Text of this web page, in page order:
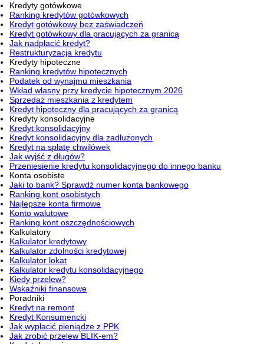
Kredyty gotówkowe
Ranking kredytów gotówkowych
Kredyt gotówkowy bez zaświadczeń
Kredyt gotówkowy dla pracujących za granicą
Jak nadpłacić kredyt?
Restrukturyzacja kredytu
Kredyty hipoteczne
Ranking kredytów hipotecznych
Podatek od wynajmu mieszkania
Wkład własny przy kredycie hipotecznym 2026
Sprzedaż mieszkania z kredytem
Kredyt hipoteczny dla pracujących za granicą
Kredyty konsolidacyjne
Kredyt konsolidacyjny
Kredyt konsolidacyjny dla zadłużonych
Kredyt na spłatę chwilówek
Jak wyjść z długów?
Przeniesienie kredytu konsolidacyjnego do innego banku
Konta osobiste
Jaki to bank? Sprawdź numer konta bankowego
Ranking kont osobistych
Najlepsze konta firmowe
Konto walutowe
Ranking kont oszczędnościowych
Kalkulatory
Kalkulator kredytowy
Kalkulator zdolności kredytowej
Kalkulator lokat
Kalkulator kredytu konsolidacyjnego
Kiedy przelew?
Wskaźniki finansowe
Poradniki
Kredyt na remont
Kredyt Konsumencki
Jak wypłacić pieniądze z PPK
Jak zrobić przelew BLIK-em?